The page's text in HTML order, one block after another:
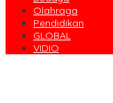
Olahraga
Pendidikan
GLOBAL
VIDIO